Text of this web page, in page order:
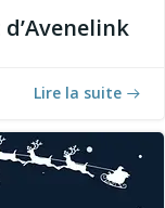
Lire la suite